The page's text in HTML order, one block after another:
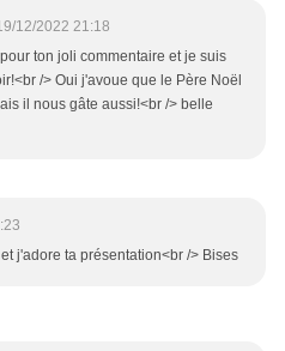
12/2022 21:18
ton joli commentaire et je suis
/> Oui j'avoue que le Père Noël
il nous gâte aussi!<br /> belle
j'adore ta présentation<br /> Bises